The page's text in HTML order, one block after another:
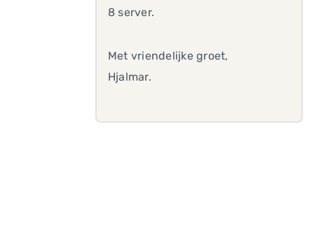
8 server.
Met vriendelijke groet,
Hjalmar.